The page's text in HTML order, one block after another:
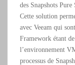
des Snapshots
Cette solution
avec Veeam qui
Framework étant
l’environnement
processus de